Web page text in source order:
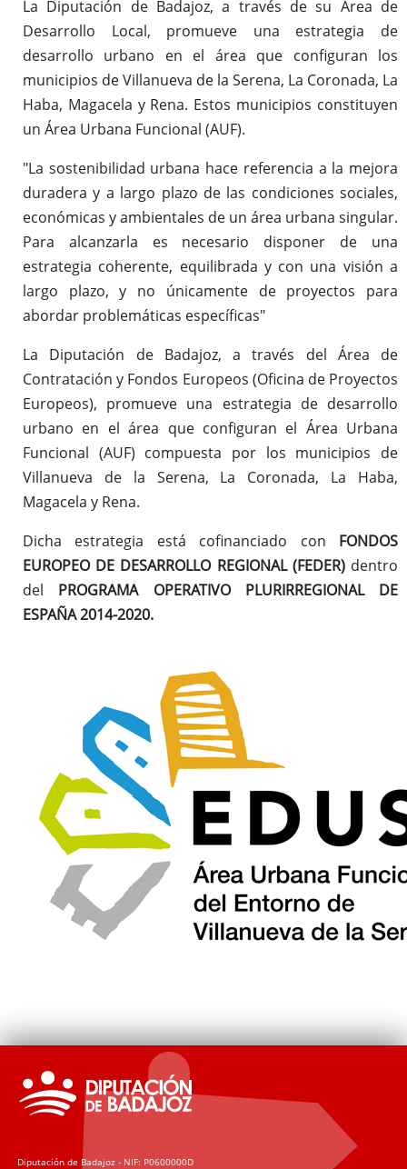
La Diputación de Badajoz, a través de su Área de
Desarrollo Local, promueve una estrategia de
desarrollo urbano en el área que configuran los
municipios de Villanueva de la Serena, La Coronada, La
Haba, Magacela y Rena. Estos municipios constituyen
un Área Urbana Funcional (AUF).
"La sostenibilidad urbana hace referencia a la mejora
duradera y a largo plazo de las condiciones sociales,
económicas y ambientales de un área urbana singular.
Para alcanzarla es necesario disponer de una
estrategia coherente, equilibrada y con una visión a
largo plazo, y no únicamente de proyectos para
abordar problemáticas específicas"
La Diputación de Badajoz, a través del Área de
Contratación y Fondos Europeos (Oficina de Proyectos
Europeos), promueve una estrategia de desarrollo
urbano en el área que configuran el Área Urbana
Funcional (AUF) compuesta por los municipios de
Villanueva de la Serena, La Coronada, La Haba,
Magacela y Rena.
Dicha estrategia está cofinanciado con FONDOS
EUROPEO DE DESARROLLO REGIONAL (FEDER)dentro
del PROGRAMA OPERATIVO PLURIRREGIONAL DE
ESPAÑA 2014-2020.
Diputación de Badajoz - NIF: P0600000D